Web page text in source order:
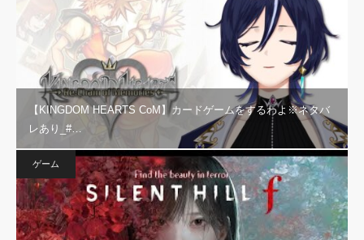
【KINGDOM HEARTS CoM】カードゲームをするわよ※ネタバ
レあり_#…
ゲーム